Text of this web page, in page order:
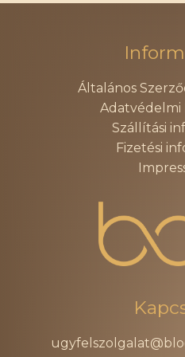
Általános
Adatvédelmi
Szállítási
Fizetési
története
ifjúsági
mennyiség
TOVÁBB A